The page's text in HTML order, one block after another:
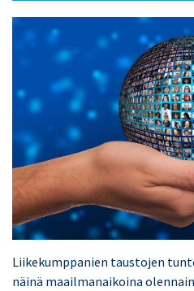
Liikekumppanien taustojen
näinä maailmanaikoina